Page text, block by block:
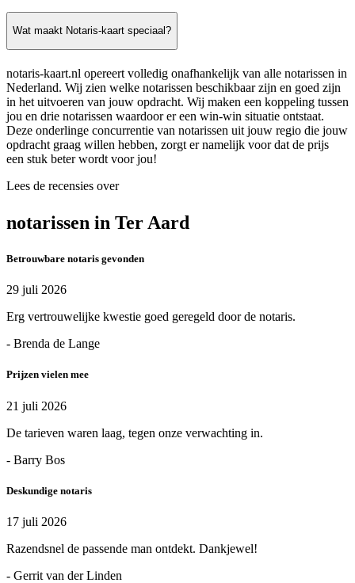
Wat maakt Notaris-kaart speciaal?
notaris-kaart.nl opereert volledig onafhankelijk van alle notarissen in
Nederland. Wij zien welke notarissen beschikbaar zijn en goed zijn
in het uitvoeren van jouw opdracht. Wij maken een koppeling tussen
jou en drie notarissen waardoor er een win-win situatie ontstaat.
Deze onderlinge concurrentie van notarissen uit jouw regio die jouw
opdracht graag willen hebben, zorgt er namelijk voor dat de prijs
een stuk beter wordt voor jou!
Lees de recensies over
notarissen in Ter Aard
Betrouwbare notaris gevonden
29 juli 2026
Erg vertrouwelijke kwestie goed geregeld door de notaris.
- Brenda de Lange
Prijzen vielen mee
21 juli 2026
De tarieven waren laag, tegen onze verwachting in.
- Barry Bos
Deskundige notaris
17 juli 2026
Razendsnel de passende man ontdekt. Dankjewel!
- Gerrit van der Linden